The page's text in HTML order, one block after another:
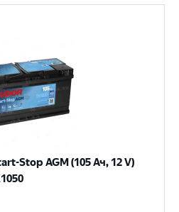
Stop AGM (105 Ач, 12 V)